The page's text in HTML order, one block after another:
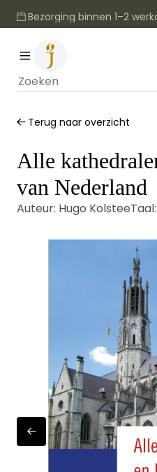
Bezorging binnen 1–2
Terug naar overzicht
Alle
van Nederland
Auteur: Hugo KolsteeTaal: